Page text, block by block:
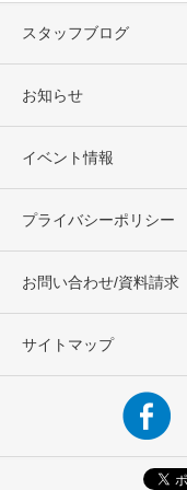
スタッフブログ
お知らせ
イベント情報
プライバシーポリシー
お問い合わせ/資料請求
サイトマップ